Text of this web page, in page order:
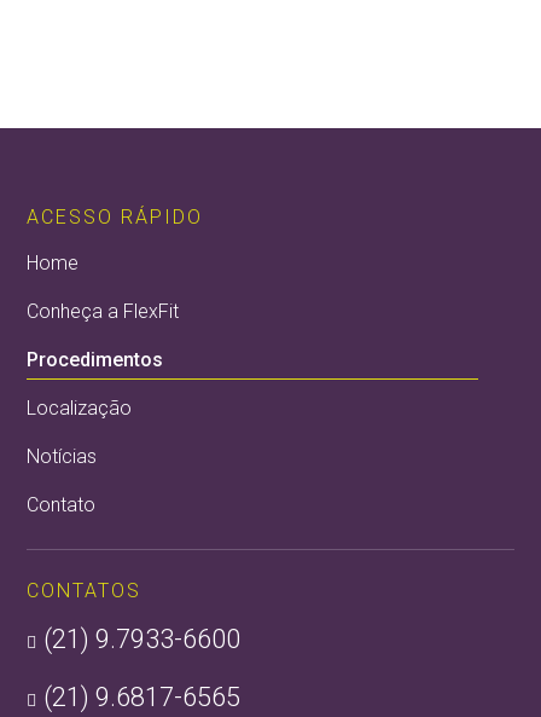
ACESSO RÁPIDO
Home
Conheça a FlexFit
Procedimentos
Localização
Notícias
Contato
CONTATOS
 (21) 9.7933-6600
 (21) 9.6817-6565